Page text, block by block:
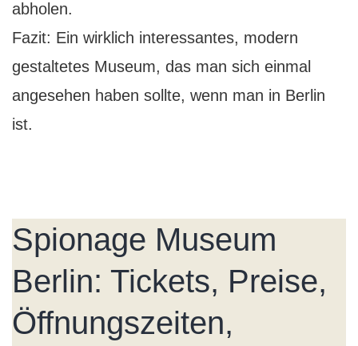
abholen.
Fazit: Ein wirklich interessantes, modern
gestaltetes Museum, das man sich einmal
angesehen haben sollte, wenn man in Berlin
ist.
Spionage Museum
Berlin: Tickets, Preise,
Öffnungszeiten,